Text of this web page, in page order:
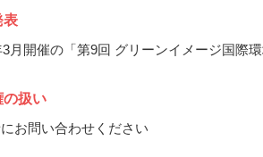
表
3月開催の「第9回 グリーンイメージ国際
の扱い
お問い合わせください